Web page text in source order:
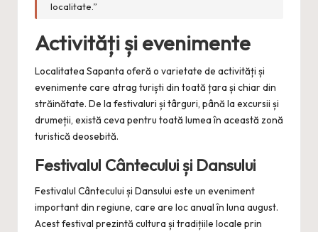
localitate.”
Activități și evenimente
Localitatea Sapanta oferă o varietate de activități și
evenimente care atrag turiști din toată țara și chiar din
străinătate. De la festivaluri și târguri, până la excursii și
drumeții, există ceva pentru toată lumea în această zonă
turistică deosebită.
Festivalul Cântecului și Dansului
Festivalul Cântecului și Dansului este un eveniment
important din regiune, care are loc anual în luna august.
Acest festival prezintă cultura și tradițiile locale prin